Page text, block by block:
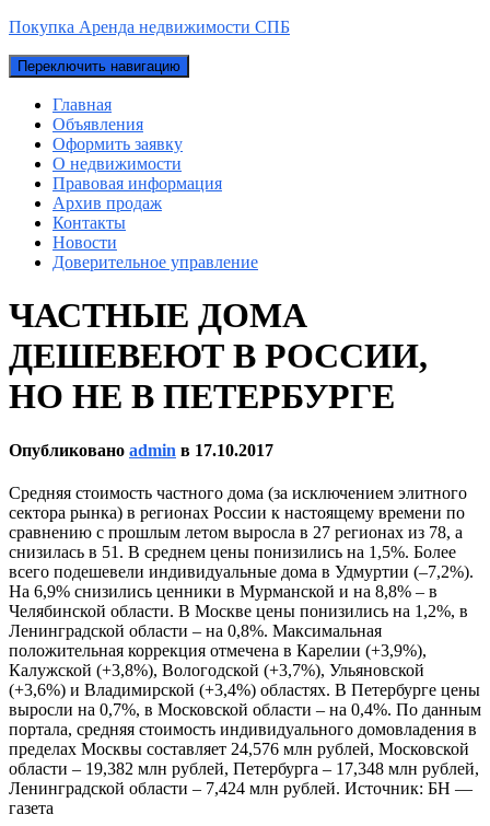
Покупка Аренда недвижимости СПБ
Переключить навигацию
Главная
Объявления
Оформить заявку
О недвижимости
Правовая информация
Архив продаж
Контакты
Новости
Доверительное управление
ЧАСТНЫЕ ДОМА
ДЕШЕВЕЮТ В РОССИИ,
НО НЕ В ПЕТЕРБУРГЕ
Опубликовано admin в 17.10.2017
Средняя стоимость частного дома (за исключением элитного
сектора рынка) в регионах России к настоящему времени по
сравнению с прошлым летом выросла в 27 регионах из 78, а
снизилась в 51. В среднем цены понизились на 1,5%. Более
всего подешевели индивидуальные дома в Удмуртии (–7,2%).
На 6,9% снизились ценники в Мурманской и на 8,8% – в
Челябинской области. В Москве цены понизились на 1,2%, в
Ленинградской области – на 0,8%. Максимальная
положительная коррекция отмечена в Карелии (+3,9%),
Калужской (+3,8%), Вологодской (+3,7%), Ульяновской
(+3,6%) и Владимирской (+3,4%) областях. В Петербурге цены
выросли на 0,7%, в Московской области – на 0,4%. По данным
портала, средняя стоимость индивидуального домовладения в
пределах Москвы составляет 24,576 млн рублей, Московской
области – 19,382 млн рублей, Петербурга – 17,348 млн рублей,
Ленинградской области – 7,424 млн рублей. Источник: БН —
газета